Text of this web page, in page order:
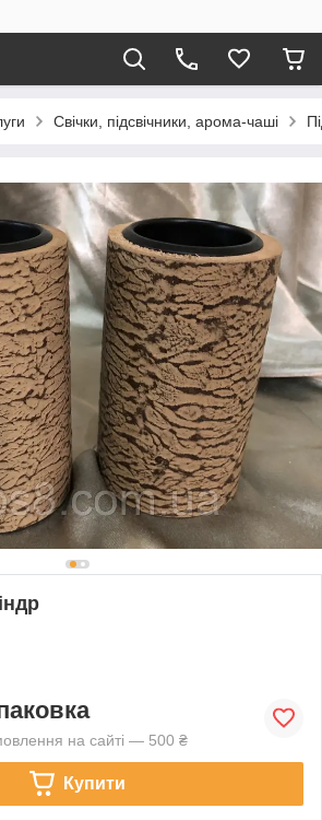
Свічки, підсвічники, арома-чаші
на сайті — 500 ₴
Купити